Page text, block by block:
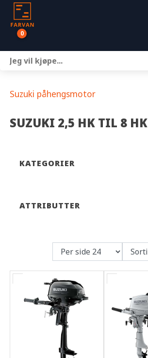
0
Suzuki påhengsmotor
SUZUKI 2,5 HK TIL 8 HK
KATEGORIER
ATTRIBUTTER